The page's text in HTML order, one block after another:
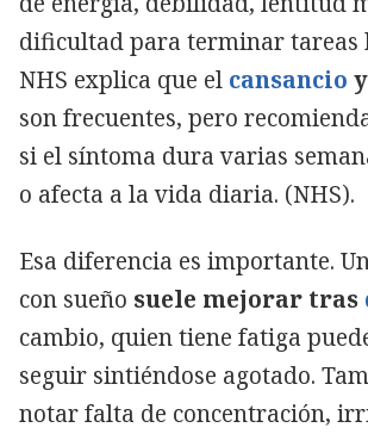
dificultad para terminar tareas
NHS explica que el cansancio
son frecuentes, pero
si el síntoma dura varias
o afecta a la vida diaria. (NHS).
Esa diferencia es importante.
con sueño suele mejorar tras
cambio, quien tiene fatiga
seguir sintiéndose agotado.
notar falta de concentración,